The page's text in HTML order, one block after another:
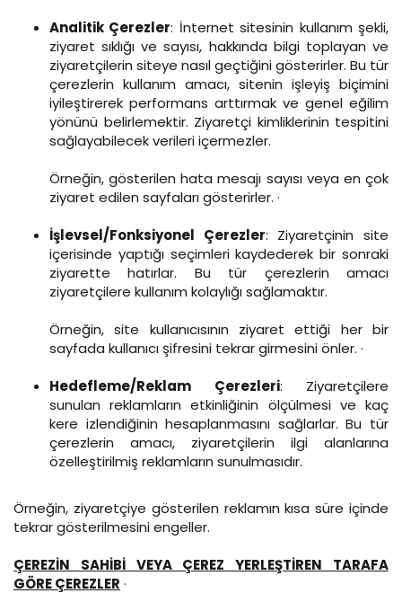
Analitik Çerezler: İnternet sitesinin kullanım şekli,
ziyaret sıklığı ve sayısı, hakkında bilgi toplayan ve
ziyaretçilerin siteye nasıl geçtiğini gösterirler. Bu tür
çerezlerin kullanım amacı, sitenin işleyiş biçimini
iyileştirerek performans arttırmak ve genel eğilim
yönünü belirlemektir. Ziyaretçi kimliklerinin tespitini
sağlayabilecek verileri içermezler.
Örneğin, gösterilen hata mesajı sayısı veya en çok
ziyaret edilen sayfaları gösterirler. ·
İşlevsel/Fonksiyonel Çerezler: Ziyaretçinin site
içerisinde yaptığı seçimleri kaydederek bir sonraki
ziyarette hatırlar. Bu tür çerezlerin amacı
ziyaretçilere kullanım kolaylığı sağlamaktır.
Örneğin, site kullanıcısının ziyaret ettiği her bir
sayfada kullanıcı şifresini tekrar girmesini önler. ·
Hedefleme/Reklam Çerezleri: Ziyaretçilere
sunulan reklamların etkinliğinin ölçülmesi ve kaç
kere izlendiğinin hesaplanmasını sağlarlar. Bu tür
çerezlerin amacı, ziyaretçilerin ilgi alanlarına
özelleştirilmiş reklamların sunulmasıdır.
Örneğin, ziyaretçiye gösterilen reklamın kısa süre içinde
tekrar gösterilmesini engeller.
ÇEREZİN SAHİBİ VEYA ÇEREZ YERLEŞTİREN TARAFA
GÖRE ÇEREZLER ·